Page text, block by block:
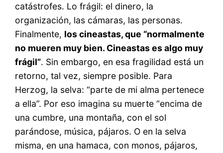
catástrofes. Lo frágil: el dinero, la
organización, las cámaras, las personas.
Finalmente, los cineastas, que “normalmente
no mueren muy bien. Cineastas es algo muy
frágil”. Sin embargo, en esa fragilidad está un
retorno, tal vez, siempre posible. Para
Herzog, la selva: “parte de mi alma pertenece
a ella”. Por eso imagina su muerte “encima de
una cumbre, una montaña, con el sol
parándose, música, pájaros. O en la selva
misma, en una hamaca, con monos, pájaros,